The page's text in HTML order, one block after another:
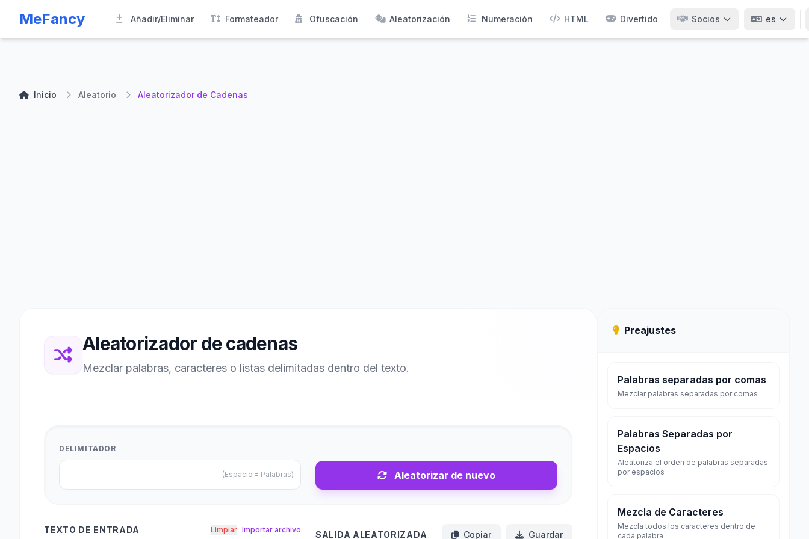
MeFancy Añadir/Eliminar Formateador Ofuscación Aleatorización Numeración HTML Divertido Socios es
Inicio Aleatorio Aleatorizador de Cadenas
Aleatorizador de cadenas
Mezclar palabras, caracteres o listas delimitadas dentro del texto.
DELIMITADOR
(Espacio = Palabras) Aleatorizar de nuevo
TEXTO DE ENTRADA Limpiar Importar archivo SALIDA ALEATORIZADA Copiar Guardar
Preajustes
Palabras separadas por comas
Mezclar palabras separadas por comas
Palabras Separadas por
Espacios
Aleatoriza el orden de palabras separadas
por espacios
Mezcla de Caracteres
Mezcla todos los caracteres dentro de
cada palabra